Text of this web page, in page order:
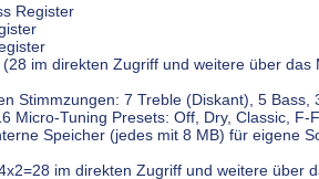
Register
im direkten Zugriff und weitere über das
Stimmzungen: 7 Treble (Diskant), 5 Bass,
Micro-Tuning Presets: Off, Dry, Classic,
Speicher (jedes mit 8 MB) für eigene
im direkten Zugriff und weitere über